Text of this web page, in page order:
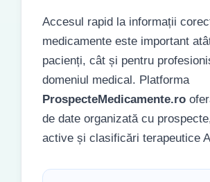
Accesul rapid la informații
medicamente este important
pacienți, cât și pentru
domeniul medical. Platforma
ProspecteMedicamente.ro
de date organizată cu
active și clasificări terapeutice